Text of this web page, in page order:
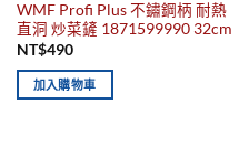
WMF Profi Plus 不鏽鋼柄 耐熱
直洞 炒菜鏟 1871599990 32cm
NT$490
加入購物車